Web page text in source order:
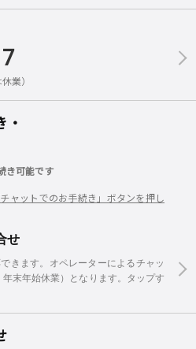
業）
き可能です
ャットでのお手続き」ボタンを押し
せ
きます。オペレーターによるチャッ
末年始休業）となります。タップす